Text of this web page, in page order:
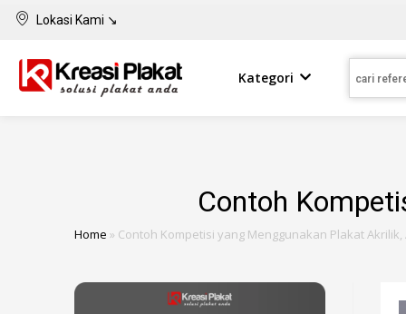
Lokasi Kami ↘
Kategori
Contoh
Home » Contoh Kompetisi yang Menggunakan Plakat Akrilik,